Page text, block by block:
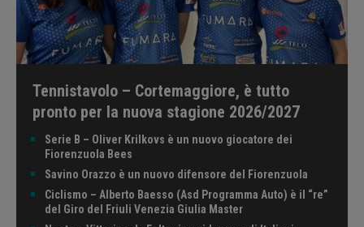
Tennistavolo – Cortemaggiore, è tutto
pronto per la nuova stagione 2026/2027
Serie B – Oliver Krilkovs è un nuovo giocatore dei
Fiorenzuola Bees
Savino Orazzo è un nuovo difensore del Fiorenzuola
Ciclismo – Alberto Baesso (Asd Programma Auto) è il “re”
del Giro del Friuli Venezia Giulia Master